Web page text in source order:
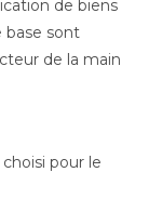
de biens
base sont
de la main
pour le